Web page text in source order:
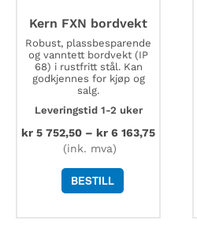
Kern FXN bordvekt
Robust, plassbesparende
og vanntett bordvekt (IP
68) i rustfritt stål. Kan
godkjennes for kjøp og
salg.
Leveringstid 1-2 uker
kr 5 752,50 – kr 6 163,75
(ink. mva)
BESTILL